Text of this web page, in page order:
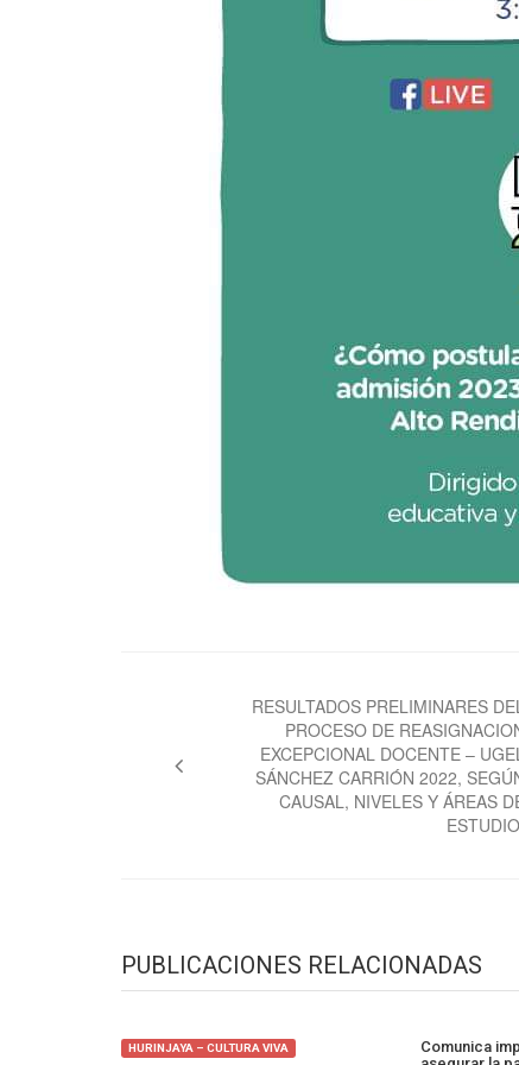
entradas
RESULTADOS PRELIMINARES
PROCESO DE
EXCEPCIONAL DOCENTE –
SÁNCHEZ CARRIÓN 2022,
CAUSAL, NIVELES Y ÁREAS
PUBLICACIONES RELACIONADAS
HURINJAYA – CULTURA VIVA
Comunica